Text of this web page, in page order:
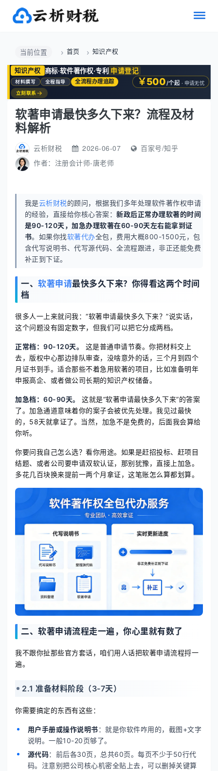
当前位置 首页 知识产权
知识产权 商标·软件著作权·专利 申请登记
材料撰写 全程指导 全流程办理追踪 ￥500/个起 · 申请无忧
立刻联系 →
软著申请最快多久下来？流程及材
料解析
云析财税 2026-06-07
百家号/知乎
作者： 注册会计师-唐老师
我是云析财税的顾问，根据我们多年处理软件著作权申请
的经验，直接给你核心答案：新政后正常办理软著的时间
是90-120天，加急办理软著在60-90天左右能拿到证
书。如果你找软著代办全包，费用大概800-1500元，包
含代写说明书、代写源代码、全流程跟进，非正还能免费
补正到下证。
一、 软著申请最快多久下来？你得看这两个时间
档
很多人一上来就问我：“软著申请最快多久下来？”说实话，
这个问题没有固定数字，但我们可以把它分成两档。
正常档：90-120天。
这是普通申请节奏。你把材料交上
去，版权中心那边排队审查，没啥意外的话，三个月到四个
月证书到手。适合那些不着急用软著的项目，比如准备明年
申报高企、或者做公司长期的知识产权储备。
加急档：60-90天。
这就是“软著申请最快多久下来”的答案
了。加急通道意味着你的案子会被优先处理。我见过最快
的，58天就拿证了。当然，加急不是免费的，后面我会算给
你听。
你要问我自己怎么选？看你用途。如果是赶招投标、赶项目
结题、或者公司要申请双软认证，那别犹豫，直接上加急。
多花几百块换来提前一两个月拿证，这笔账怎么算都划算。
二、软著申请流程走一遍，你心里就有数了
我不跟你扯那些官方套话，咱们用人话把软著申请流程捋一
遍。
2.1 准备材料阶段（3-7天）
你需要搞定的东西有这些：
用户手册或操作说明书：就是你软件咋用的，截图+文字
说明。一般10-20页够了。
源代码：前后各30页，总共60页。每页不少于50行代
码。注意别把公司核心机密全贴上去，可以删掉关键算